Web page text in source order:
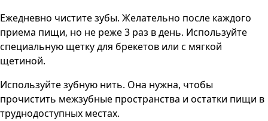
Ежедневно чистите зубы. Желательно после каждого
приема пищи, но не реже 3 раз в день. Используйте
специальную щетку для брекетов или с мягкой
щетиной.
Используйте зубную нить. Она нужна, чтобы
прочистить межзубные пространства и остатки пищи в
труднодоступных местах.